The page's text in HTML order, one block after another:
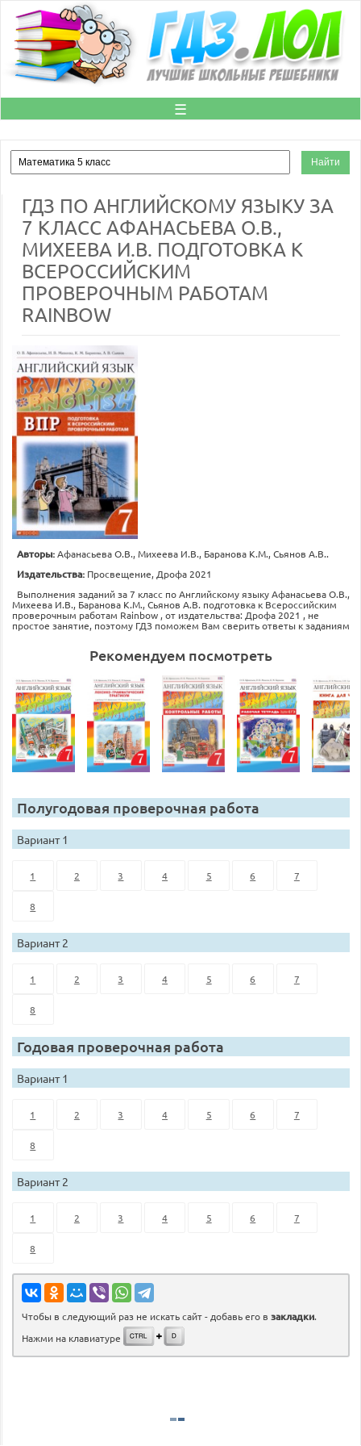
☰
ГДЗ ПО АНГЛИЙСКОМУ ЯЗЫКУ ЗА
7 КЛАСС АФАНАСЬЕВА О.В.,
МИХЕЕВА И.В. ПОДГОТОВКА К
ВСЕРОССИЙСКИМ
ПРОВЕРОЧНЫМ РАБОТАМ
RAINBOW
Авторы:Афанасьева О.В., Михеева И.В., Баранова К.М., Сьянов А.В..
Издательства: Просвещение, Дрофа 2021
Выполнения заданий за 7 класс по Английскому языку Афанасьева О.В.,
Михеева И.В., Баранова К.М., Сьянов А.В. подготовка к Всероссийским
проверочным работам Rainbow , от издательства: Дрофа 2021 , не
простое занятие, поэтому ГДЗ поможем Вам сверить ответы к заданиям
Рекомендуем посмотреть
Полугодовая проверочная работа
Вариант 1
1 2 3 4 5 6 7
8
Вариант 2
1 2 3 4 5 6 7
8
Годовая проверочная работа
Вариант 1
1 2 3 4 5 6 7
8
Вариант 2
1 2 3 4 5 6 7
8
Чтобы в следующий раз не искать сайт - добавь его в закладки.
Нажми на клавиатуре